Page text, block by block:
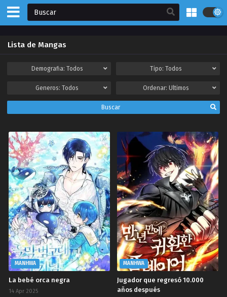
Lista de Mangas
Demografia: Todos Tipo: Todos
Generos: Todos Ordenar: Ultimos
Buscar
MANHWA
La bebé orca negra
14 Apr 2025
MANHWA
Jugador que regresó 10.000
años después